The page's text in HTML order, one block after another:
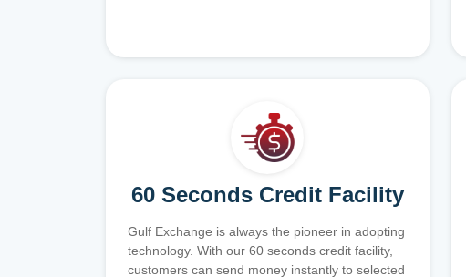
60 Seconds Credit Facility
Gulf Exchange is always the pioneer in adopting
technology. With our 60 seconds credit facility,
customers can send money instantly to selected